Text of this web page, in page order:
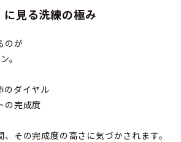
見る洗練の極み
のが
。
のダイヤル
の完成度
その完成度の高さに気づかされます。